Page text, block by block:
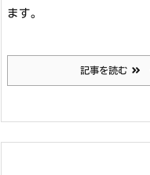
ます。
記事を読む